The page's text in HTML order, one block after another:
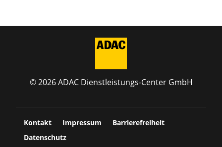
© 2026 ADAC Dienstleistungs-Center GmbH
Kontakt Impressum
Barrierefreiheit
Datenschutz